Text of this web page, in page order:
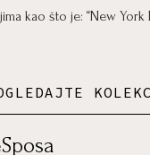
kao što je: “New York